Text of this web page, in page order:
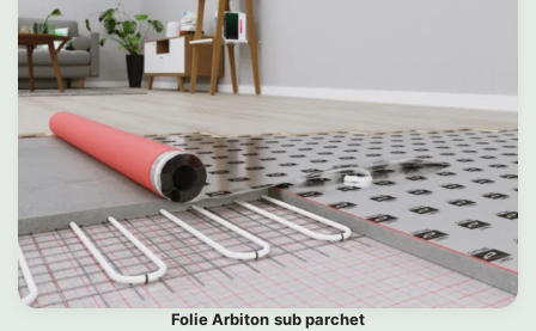
Folie Arbiton sub parchet